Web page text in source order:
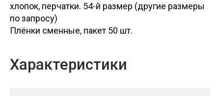
хлопок, перчатки. 54-й размер (другие размеры
по запросу)
Плёнки сменные, пакет 50 шт.
Характеристики